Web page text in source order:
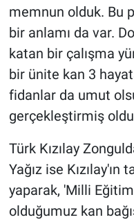
memnun olduk. Bu
bir anlamı da var.
katan bir çalışma
bir ünite kan 3
fidanlar da umut
gerçekleştirmiş
Türk Kızılay
Yağız ise
yaparak, 'Milli
olduğumuz kan